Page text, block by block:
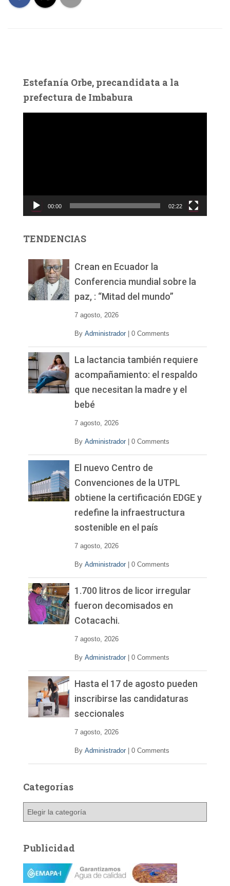
Estefanía Orbe, precandidata a la
prefectura de Imbabura
c
d
00:00 02:22
TENDENCIAS
Crean en Ecuador la
Conferencia mundial sobre la
paz, : “Mitad del mundo”
7 agosto, 2026
By Administrador 0 Comments
La lactancia también requiere
acompañamiento: el respaldo
que necesitan la madre y el
bebé
7 agosto, 2026
By Administrador 0 Comments
El nuevo Centro de
Convenciones de la UTPL
obtiene la certificación EDGE y
redefine la infraestructura
sostenible en el país
7 agosto, 2026
By Administrador 0 Comments
1.700 litros de licor irregular
fueron decomisados en
Cotacachi.
7 agosto, 2026
By Administrador 0 Comments
Hasta el 17 de agosto pueden
inscribirse las candidaturas
seccionales
7 agosto, 2026
By Administrador 0 Comments
Categorías
g
o
Publicidad